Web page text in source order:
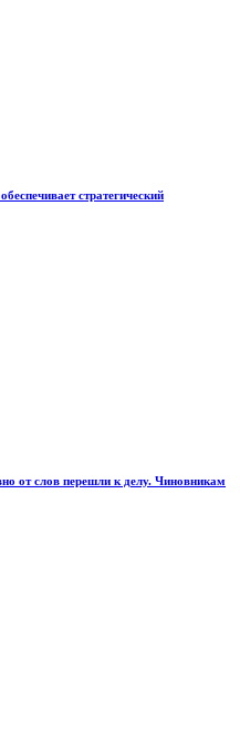
стратегический
от слов перешли к делу. Чиновникам